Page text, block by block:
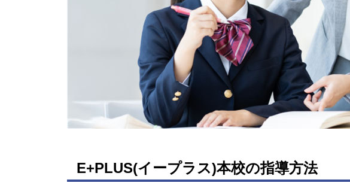
E+PLUS(イープラス)本校の指導方法